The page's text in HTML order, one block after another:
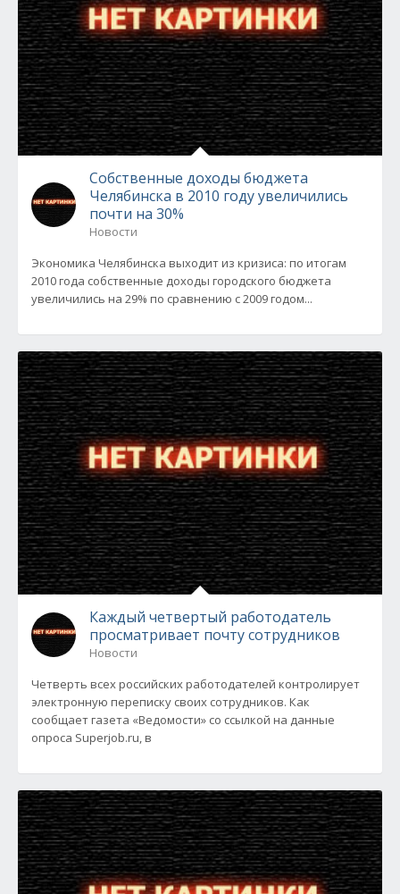
Собственные доходы бюджета
Челябинска в 2010 году увеличились
почти на 30%
Новости
Экономика Челябинска выходит из кризиса: по итогам
2010 года собственные доходы городского бюджета
увеличились на 29% по сравнению с 2009 годом...
Каждый четвертый работодатель
просматривает почту сотрудников
Новости
Четверть всех российских работодателей контролирует
электронную переписку своих сотрудников. Как
сообщает газета «Ведомости» со ссылкой на данные
опроса Superjob.ru, в